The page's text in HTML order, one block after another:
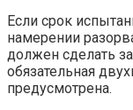
Если срок
намерении
должен сделать
обязательная
предусмотрена.